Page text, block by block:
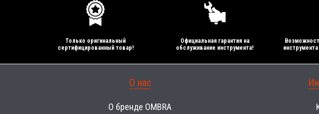
Только оригинальный
сертифицированный товар!
Официальная гарантия на
обслуживание инструмента!
О нас
О бренде OMBRA